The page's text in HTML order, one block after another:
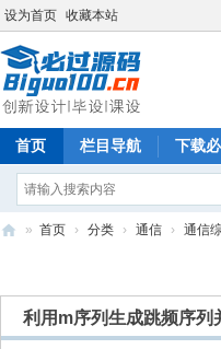
设为首页 收藏本站
首页 栏目导航 下载
过
» 首页 › 分类 › 通信 › 通信
利用m序列生成跳频序列